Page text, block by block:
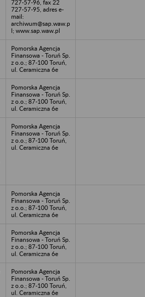
727-57-96, fax 22
727-57-95, adres e-
mail:
archiwum@sap.waw.p
l; www.sap.waw.pl
Pomorska Agencja
Finansowa - Toruń Sp.
z o.o.; 87-100 Toruń,
ul. Ceramiczna 6e
Pomorska Agencja
Finansowa - Toruń Sp.
z o.o.; 87-100 Toruń,
ul. Ceramiczna 6e
Pomorska Agencja
Finansowa - Toruń Sp.
z o.o.; 87-100 Toruń,
ul. Ceramiczna 6e
Pomorska Agencja
Finansowa - Toruń Sp.
z o.o.; 87-100 Toruń,
ul. Ceramiczna 6e
Pomorska Agencja
Finansowa - Toruń Sp.
z o.o.; 87-100 Toruń,
ul. Ceramiczna 6e
Pomorska Agencja
Finansowa - Toruń Sp.
z o.o.; 87-100 Toruń,
ul. Ceramiczna 6e